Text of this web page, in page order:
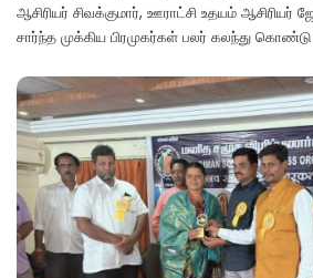
ஆசிரியர் சிவக்குமார், ஊராட்சி உதயம் ஆசிரியர்
சார்ந்த முக்கிய பிரமுகர்கள் பலர் கலந்து